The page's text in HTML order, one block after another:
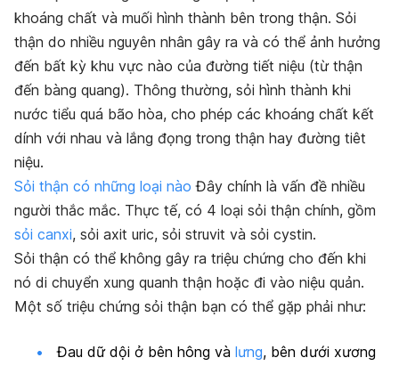
khoáng chất và muối hình thành bên trong thận. Sỏi
thận do nhiều nguyên nhân gây ra và có thể ảnh hưởng
đến bất kỳ khu vực nào của đường tiết niệu (từ thận
đến bàng quang). Thông thường, sỏi hình thành khi
nước tiểu quá bão hòa, cho phép các khoáng chất kết
dính với nhau và lắng đọng trong thận hay đường tiêt
niệu.
Sỏi thận có những loại nào Đây chính là vấn đề nhiều
người thắc mắc. Thực tế, có 4 loại sỏi thận chính, gồm
sỏi canxi, sỏi axit uric, sỏi struvit và sỏi cystin.
Sỏi thận có thể không gây ra triệu chứng cho đến khi
nó di chuyển xung quanh thận hoặc đi vào niệu quản.
Một số triệu chứng sỏi thận bạn có thể gặp phải như:
Đau dữ dội ở bên hông và lưng, bên dưới xương